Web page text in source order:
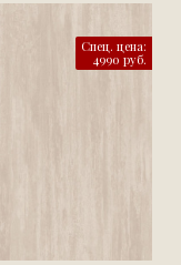
Спец. цена:
4990 руб.